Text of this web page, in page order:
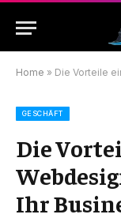
Home » Die Vorteile
GESCHÄFT
Die
Ihr